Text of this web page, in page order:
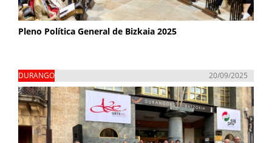
Pleno Política General de Bizkaia 2025
DURANGO 20/09/2025